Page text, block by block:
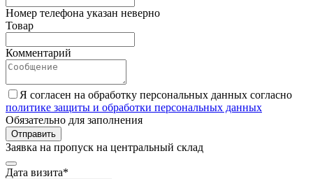
Номер телефона указан неверно
Товар
Комментарий
Я согласен на обработку персональных данных согласно
политике защиты и обработки персональных данных
Обязательно для заполнения
Отправить
Заявка на пропуск на центральный склад
Дата визита*